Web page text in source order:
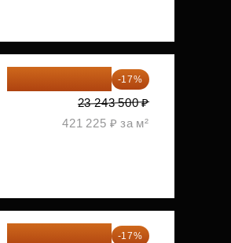
-17%
23 243 500 ₽
421 225 ₽ за м²
-17%